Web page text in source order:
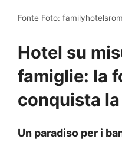
Fonte Foto:
Hotel su
famiglie: la
conquista
Un paradiso per i